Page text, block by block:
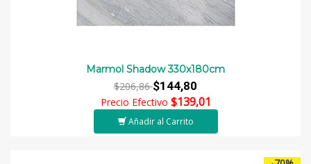
Marmol Shadow 330x180cm
$206,86$144,80
Precio Efectivo $139,01
Añadir al Carrito